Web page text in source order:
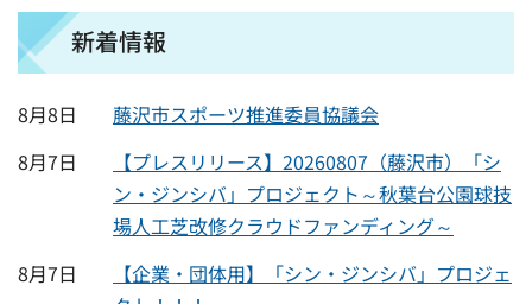
新着情報
8月8日
藤沢市スポーツ推進委員協議会
8月7日
【プレスリリース】20260807（藤沢市）「シ
ン・ジンシバ」プロジェクト～秋葉台公園球技
場人工芝改修クラウドファンディング～
8月7日
【企業・団体用】「シン・ジンシバ」プロジェ